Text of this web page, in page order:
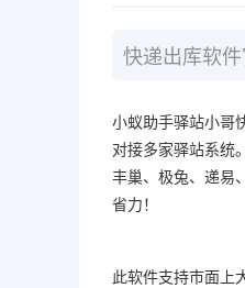
快递出库软
小蚁助手驿站小哥
对接多家驿站系统
丰巢、极兔、递易
省力！
此软件支持市面上